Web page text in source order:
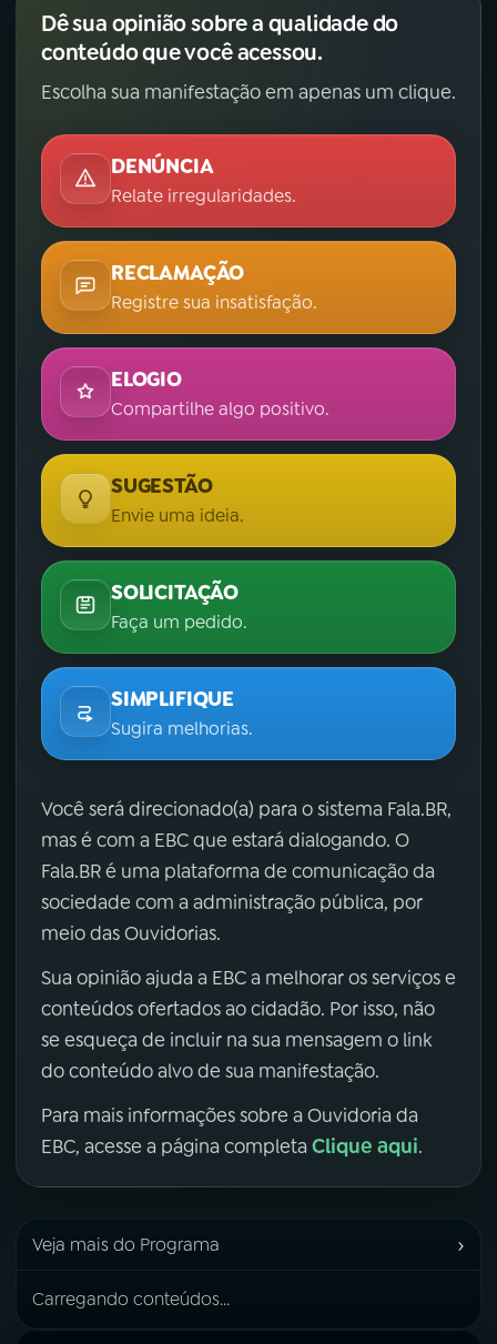
Dê sua opinião sobre a qualidade do
conteúdo que você acessou.
Escolha sua manifestação em apenas um clique.
DENÚNCIA
Relate irregularidades.
RECLAMAÇÃO
Registre sua insatisfação.
ELOGIO
Compartilhe algo positivo.
SUGESTÃO
Envie uma ideia.
SOLICITAÇÃO
Faça um pedido.
SIMPLIFIQUE
Sugira melhorias.
Você será direcionado(a) para o sistema Fala.BR,
mas é com a EBC que estará dialogando. O
Fala.BR é uma plataforma de comunicação da
sociedade com a administração pública, por
meio das Ouvidorias.
Sua opinião ajuda a EBC a melhorar os serviços e
conteúdos ofertados ao cidadão. Por isso, não
se esqueça de incluir na sua mensagem o link
do conteúdo alvo de sua manifestação.
Para mais informações sobre a Ouvidoria da
EBC, acesse a página completa Clique aqui.
Veja mais do Programa ›
Carregando conteúdos...